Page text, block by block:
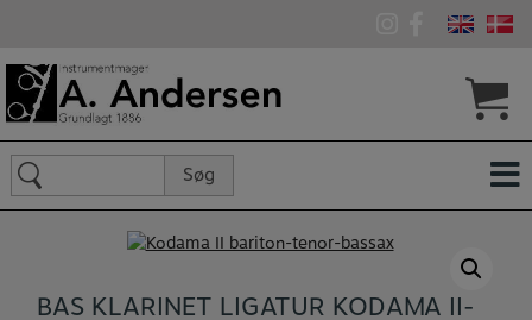
indholdet
Søg
efter:
Søg
BAS KLARINET LIGATUR KODAMA II-